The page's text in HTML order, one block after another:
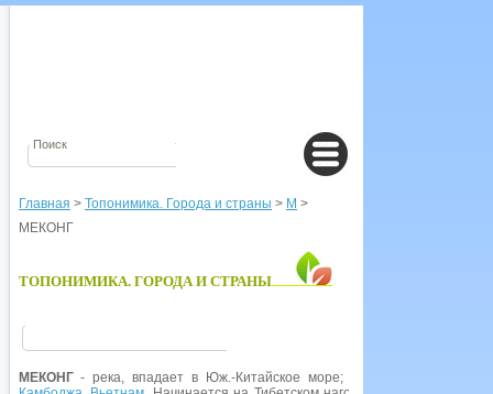
Главная > Топонимика. Города и страны > М >
МЕКОНГ
ТОПОНИМИКА. ГОРОДА И СТРАНЫ
МЕКОНГ - река, впадает в Юж.-Китайское море;